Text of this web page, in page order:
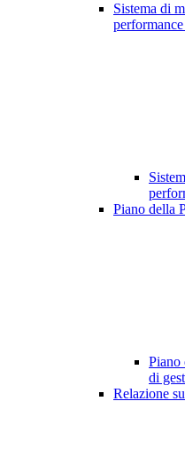
Sistema di
performance
Piano della
Piano
di
Relazione